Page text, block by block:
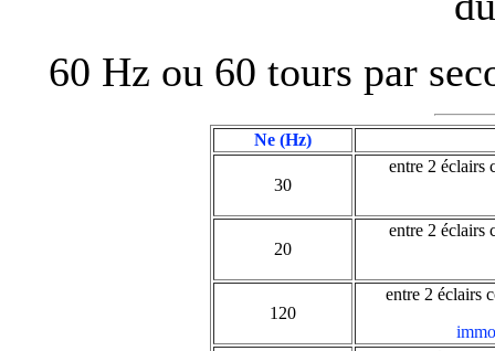
60 Hz ou 60 tours par
Ne (Hz)
30
entre 2 éclairs
20
entre 2 éclairs
120
entre 2 éclairs